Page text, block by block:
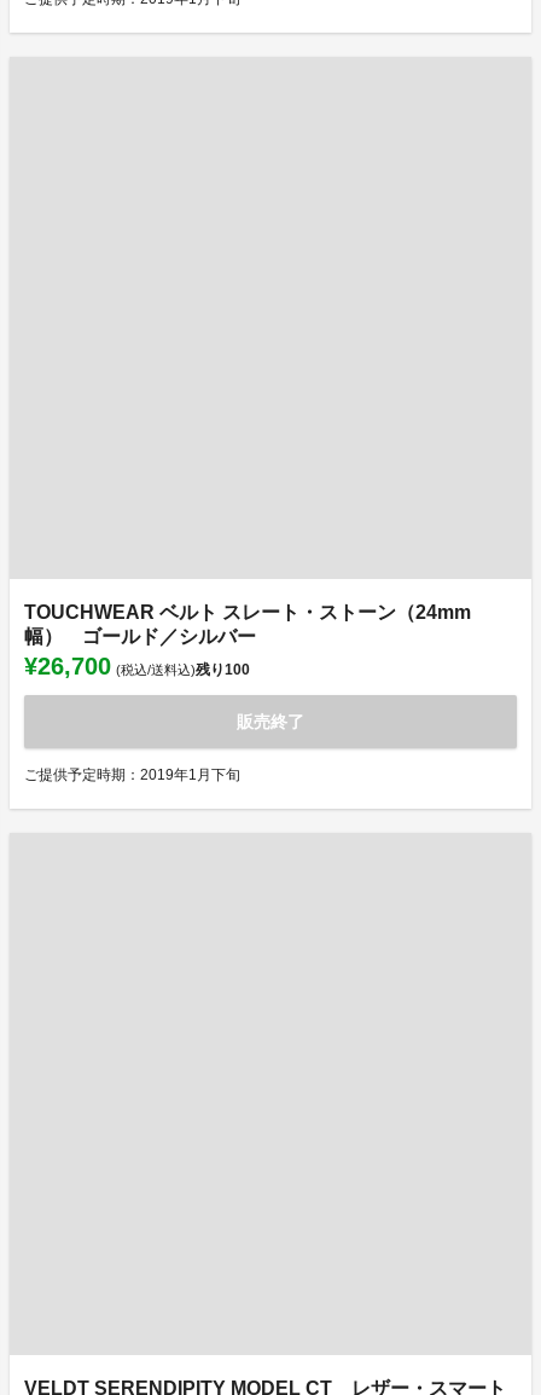
TOUCHWEAR ベルト スレート・ストーン（24mm
幅） ゴールド／シルバー
¥26,700 (税込/送料込)残り100
販売終了
ご提供予定時期：2019年1月下旬
VELDT SERENDIPITY MODEL CT レザー・スマート